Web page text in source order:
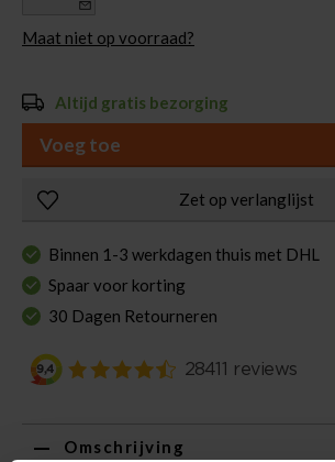
Maat niet op voorraad?
Altijd gratis bezorging
Voeg toe
Zet op verlanglijst
Binnen 1-3 werkdagen thuis met DHL
Spaar voor korting
30 Dagen Retourneren
Omschrijving